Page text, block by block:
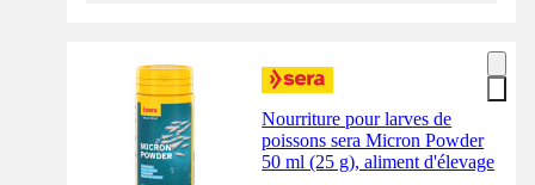
Nourriture pour larves de
poissons sera Micron Powder
50 ml (25 g), aliment d'élevage